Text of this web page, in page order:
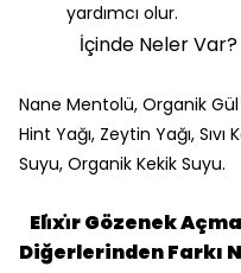
yardımcı olur.
İçinde Neler Var?
Nane Mentolü, Organik
Hint Yağı, Zeytin Yağı,
Suyu, Organik Kekik Suyu.
Eli̇xi̇r Gözenek
Diğerlerinden Farkı